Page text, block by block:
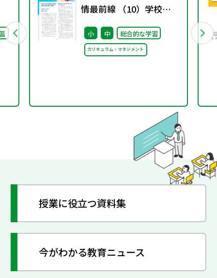
情最前線 （10）学校に
おける総合的な学習の時
間の実施に関する調査
小 中 総合的な学習
カリキュラム・マネジメント
授業に役立つ資料集
今がわかる教育ニュース